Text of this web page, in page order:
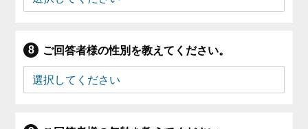
ご回答者様の性別を教えてください。